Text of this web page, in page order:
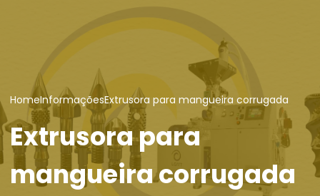
HomeInformaçõesExtrusora para mangueira corrugada
Extrusora para
mangueira corrugada